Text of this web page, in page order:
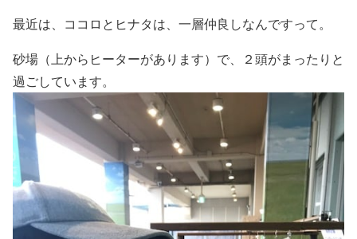
最近は、ココロとヒナタは、一層仲良しなんですって。
砂場（上からヒーターがあります）で、２頭がまったりと
過ごしています。